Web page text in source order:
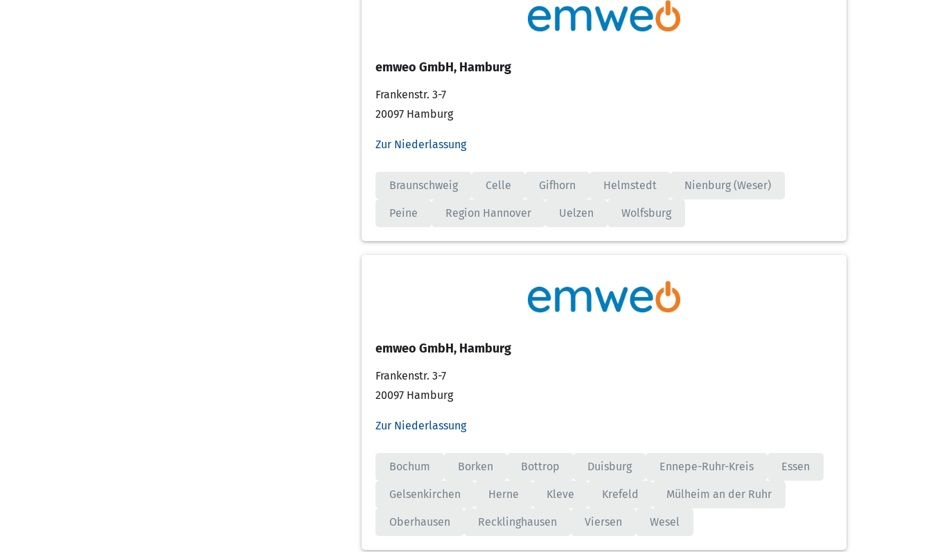
emweo GmbH, Hamburg
Frankenstr. 3-7
20097 Hamburg
Zur Niederlassung
Braunschweig Celle Gifhorn Helmstedt Nienburg (Weser)
Peine Region Hannover Uelzen Wolfsburg
emweo GmbH, Hamburg
Frankenstr. 3-7
20097 Hamburg
Zur Niederlassung
Bochum Borken Bottrop Duisburg Ennepe-Ruhr-Kreis Essen
Gelsenkirchen Herne Kleve Krefeld Mülheim an der Ruhr
Oberhausen Recklinghausen Viersen Wesel